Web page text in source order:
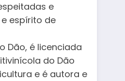
e
espírito de
Dão, é licenciada
do Dão
e é autora e